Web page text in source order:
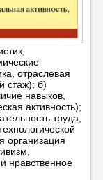
отраслевая
стаж); б)
навыков,
активность);
труда,
организация
нравственное